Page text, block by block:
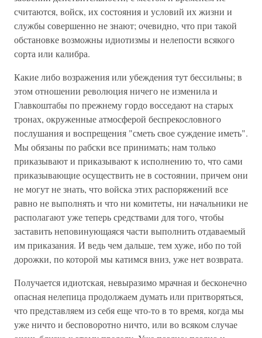
считаются, войск, их состояния и условий их жизни и
службы совершенно не знают; очевидно, что при такой
обстановке возможны идиотизмы и нелепости всякого
сорта или калибра.
Какие либо возражения или убеждения тут бессильны; в
этом отношении революция ничего не изменила и
Главкоштабы по прежнему гордо восседают на старых
тронах, окруженные атмосферой беспрекословного
послушания и воспрещения "сметь свое суждение иметь".
Мы обязаны по рабски все принимать; нам только
приказывают и приказывают к исполнению то, что сами
приказывающие осуществить не в состоянии, причем они
не могут не знать, что войска этих распоряжений все
равно не выполнять и что ни комитеты, ни начальники не
располагают уже теперь средствами для того, чтобы
заставить неповинующаяся части выполнить отдаваемый
им приказания. И ведь чем дальше, тем хуже, ибо по той
дорожки, по которой мы катимся вниз, уже нет возврата.
Получается идиотская, невыразимо мрачная и бесконечно
опасная нелепица продолжаем думать или притворяться,
что представляем из себя еще что-то в то время, когда мы
уже ничто и бесповоротно ничто, или во всяком случае